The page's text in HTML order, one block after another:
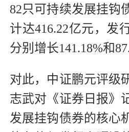
82只可持续发展挂钩
计达416.22亿元，发
分别增长141.18%和
对此，中证鹏元评级
志武对《证券日报》
发展挂钩债券的核心